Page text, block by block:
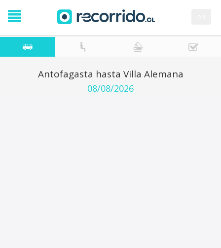
Antofagasta hasta Villa Alemana
08/08/2026